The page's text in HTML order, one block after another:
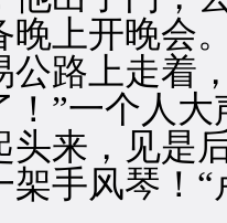
晚上开晚会
公路上走着
！”一个人大
，见是后
架手风琴！